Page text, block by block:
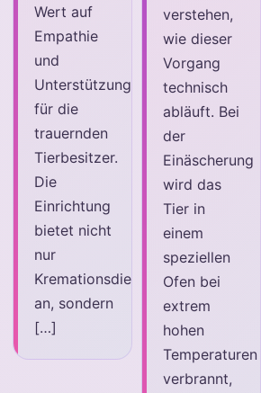
Wert auf
Empathie
und
Unterstützung
für die
trauernden
Tierbesitzer.
Die
Einrichtung
bietet nicht
nur
Kremationsdienste
an, sondern
[…]
verstehen,
wie dieser
Vorgang
technisch
abläuft. Bei
der
Einäscherung
wird das
Tier in
einem
speziellen
Ofen bei
extrem
hohen
Temperaturen
verbrannt,